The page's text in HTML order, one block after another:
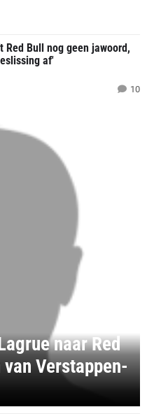
Red Bull nog geen jawoord,
af'
10
naar Red
Verstappen-